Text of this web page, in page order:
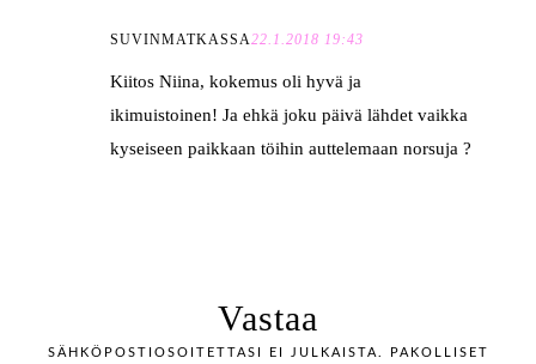
SUVINMATKASSA22.1.2018 19:43
Kiitos Niina, kokemus oli hyvä ja
ikimuistoinen! Ja ehkä joku päivä lähdet vaikka
kyseiseen paikkaan töihin auttelemaan norsuja ?
Vastaa
SÄHKÖPOSTIOSOITETTASI EI JULKAISTA.
PAKOLLISET